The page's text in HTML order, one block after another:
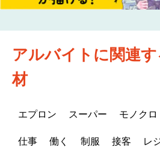
アルバイトに関連
材
エプロン スーパー モノクロ
仕事 働く 制服 接客 レ